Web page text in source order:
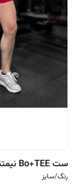
ست Bo+TEE نیمتنه و شورتک set024
رنگ/سایز